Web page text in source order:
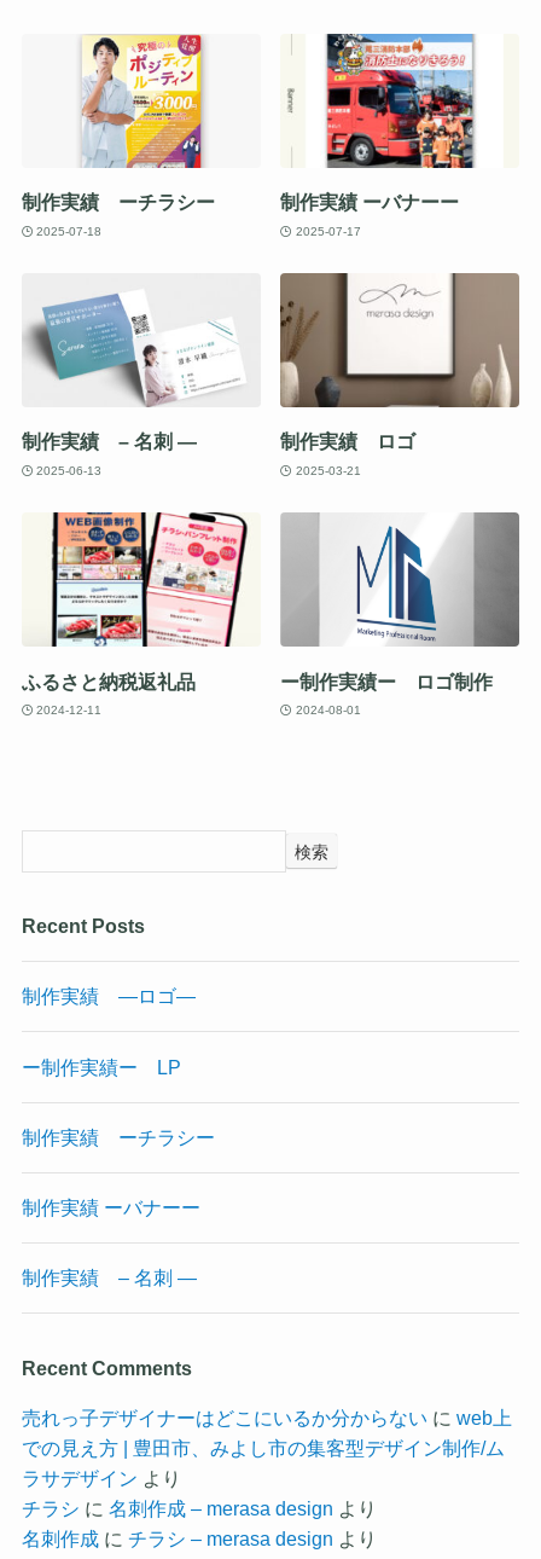
制作実績 ーチラシー
2025-07-18
制作実績 ーバナーー
2025-07-17
制作実績 – 名刺 —
2025-06-13
制作実績 ロゴ
2025-03-21
ふるさと納税返礼品
2024-12-11
ー制作実績ー ロゴ制作
2024-08-01
検索
Recent Posts
制作実績 —ロゴ—
ー制作実績ー LP
制作実績 ーチラシー
制作実績 ーバナーー
制作実績 – 名刺 —
Recent Comments
売れっ子デザイナーはどこにいるか分からない に web上
での見え方 | 豊田市、みよし市の集客型デザイン制作/ム
ラサデザイン より
チラシ に 名刺作成 – merasa design より
名刺作成に チラシ – merasa design より